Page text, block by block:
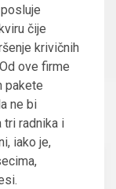
čije
krivičnih
ove firme
pakete
ne bi
tri radnika i
iako je,